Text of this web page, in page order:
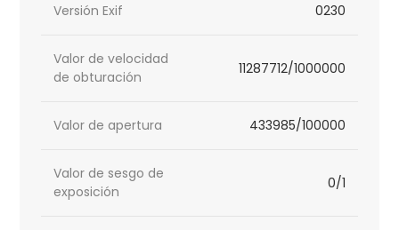
Versión Exif 0230
Valor de velocidad
de obturación
11287712/1000000
Valor de apertura 433985/100000
Valor de sesgo de
exposición
0/1